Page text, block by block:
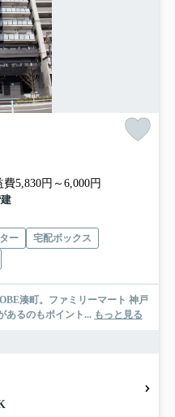
5,830円～6,000円
ー
宅配ボックス
湊町。ファミリーマート 神戸
あるのもポイント... もっと見る